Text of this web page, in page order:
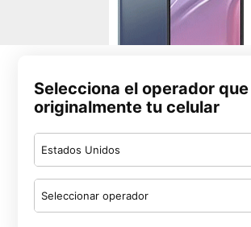
Selecciona el operador
originalmente tu celular
Estados Unidos
Seleccionar operador